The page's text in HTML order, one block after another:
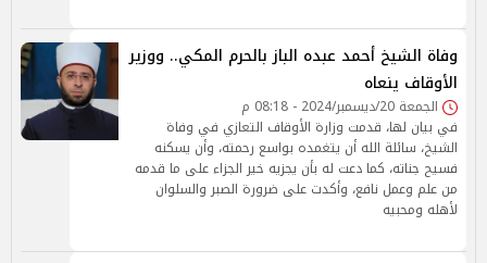
وفاة الشيخ أحمد عبده الباز بالحرم المكي.. ووزير
الأوقاف ينعاه
الجمعة 20/ديسمبر/2024 - 08:18 م
في بيان لها، قدمت وزارة الأوقاف التعازي في وفاة
الشيخ، سائلة الله أن يتغمده بواسع رحمته، وأن يسكنه
فسيح جناته، كما دعت له بأن يجزيه خير الجزاء على ما قدمه
من علم وعمل نافع، وأكدت على ضرورة الصبر والسلوان
لأهله ومحبيه